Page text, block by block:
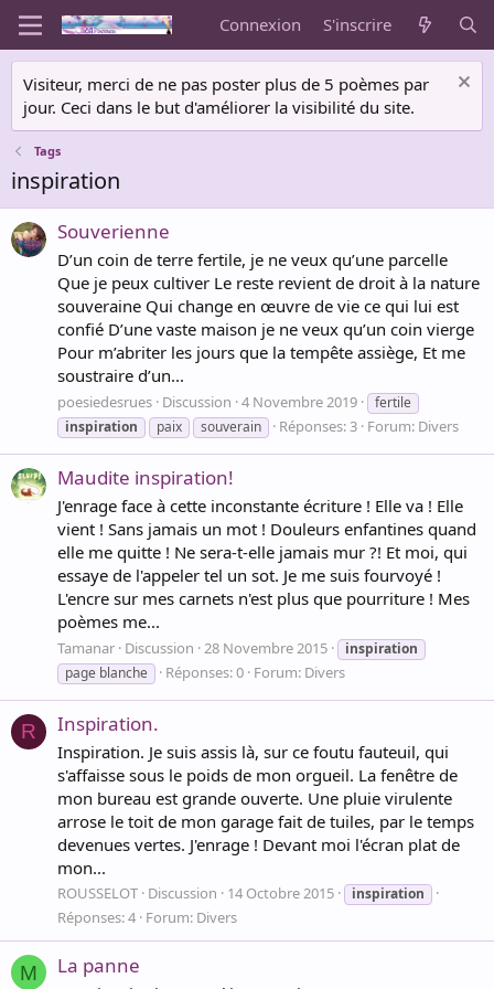
Connexion S'inscrire
Visiteur, merci de ne pas poster plus de 5 poèmes par
jour. Ceci dans le but d'améliorer la visibilité du site.
Tags
inspiration
Souverienne
D’un coin de terre fertile, je ne veux qu’une parcelle
Que je peux cultiver Le reste revient de droit à la nature
souveraine Qui change en œuvre de vie ce qui lui est
confié D’une vaste maison je ne veux qu’un coin vierge
Pour m’abriter les jours que la tempête assiège, Et me
soustraire d’un...
poesiedesrues Discussion 4 Novembre 2019
fertile
inspiration
paix souverain Réponses: 3 Forum: Divers
Maudite inspiration!
J'enrage face à cette inconstante écriture ! Elle va ! Elle
vient ! Sans jamais un mot ! Douleurs enfantines quand
elle me quitte ! Ne sera-t-elle jamais mur ?! Et moi, qui
essaye de l'appeler tel un sot. Je me suis fourvoyé !
L'encre sur mes carnets n'est plus que pourriture ! Mes
poèmes me...
Tamanar Discussion 28 Novembre 2015
inspiration
page blanche
Réponses: 0 Forum: Divers
R Inspiration.
Inspiration. Je suis assis là, sur ce foutu fauteuil, qui
s'affaisse sous le poids de mon orgueil. La fenêtre de
mon bureau est grande ouverte. Une pluie virulente
arrose le toit de mon garage fait de tuiles, par le temps
devenues vertes. J'enrage ! Devant moi l'écran plat de
mon...
ROUSSELOT Discussion 14 Octobre 2015 inspiration
Réponses: 4 Forum: Divers
M La panne